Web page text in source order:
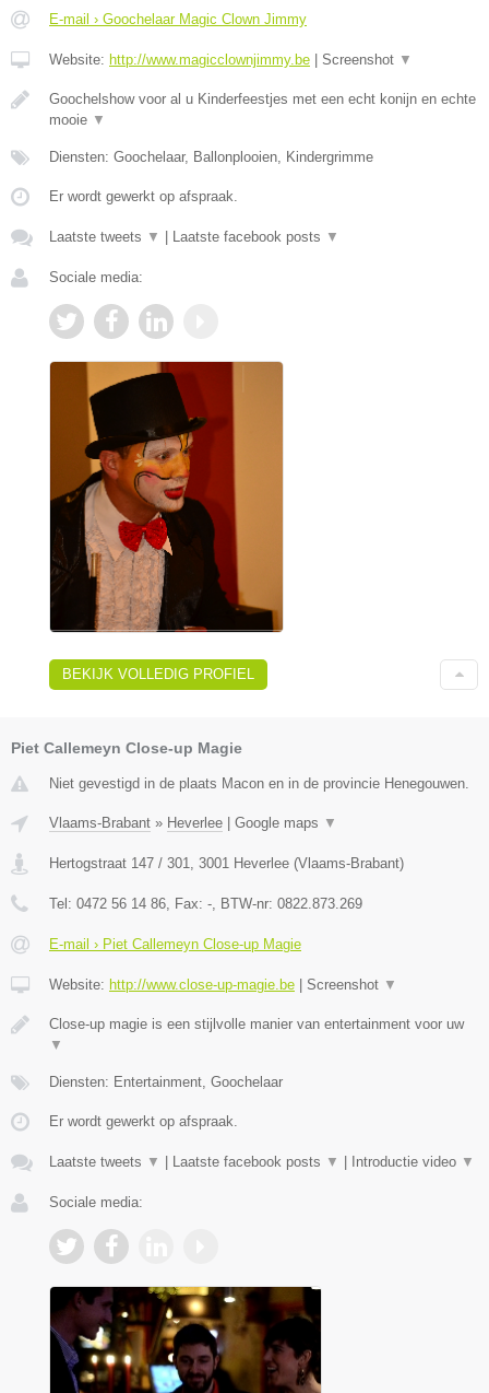
E-mail › Goochelaar Magic Clown Jimmy
Website: http://www.magicclownjimmy.be | Screenshot ▼
Goochelshow voor al u Kinderfeestjes met een echt konijn en echte
mooie ▼
Diensten: Goochelaar, Ballonplooien, Kindergrimme
Er wordt gewerkt op afspraak.
Laatste tweets ▼ | Laatste facebook posts ▼
Sociale media:
BEKIJK VOLLEDIG PROFIEL
Piet Callemeyn Close-up Magie
Niet gevestigd in de plaats Macon en in de provincie Henegouwen.
Vlaams-Brabant » Heverlee Google maps ▼
Hertogstraat 147 / 301, 3001 Heverlee (Vlaams-Brabant)
Tel: 0472 56 14 86, Fax: -, BTW-nr: 0822.873.269
E-mail › Piet Callemeyn Close-up Magie
Website: http://www.close-up-magie.be Screenshot ▼
Close-up magie is een stijlvolle manier van entertainment voor uw
▼
Diensten: Entertainment, Goochelaar
Er wordt gewerkt op afspraak.
Laatste tweets ▼ Laatste facebook posts ▼ Introductie video ▼
Sociale media: